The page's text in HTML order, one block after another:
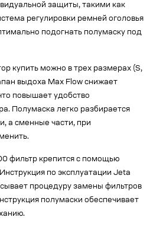
защиты, такими как
регулировки ремней оголовья
подогнать полумаску под
купить можно в трех размерах (S,
выдоха Max Flow снижает
повышает удобство
Полумаска легко разбирается
а сменные части, при
фильтр крепится с помощью
по эксплуатации Jeta
процедуру замены фильтров
полумаски обеспечивает